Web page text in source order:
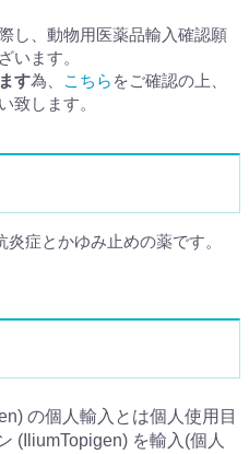
し、動物用医薬品輸入確認願
います。
す為、 こちら をご確認の上、
致します。
症とかゆみ止めの薬です。
の個人輸入とは個人使用目
(IliumTopigen) を輸入(個人